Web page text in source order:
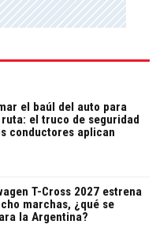
el baúl del auto para
el truco de seguridad
conductores aplican
T-Cross 2027 estrena
marchas, ¿qué se
la Argentina?